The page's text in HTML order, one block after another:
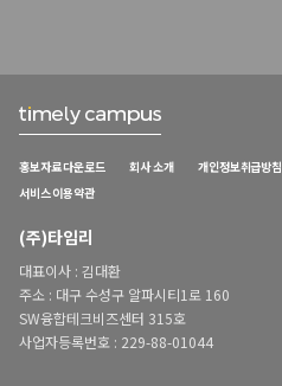
홍보자료 다운로드 회사 소개
개인정보취급방침
서비스 이용약관
(주)타임리
대표이사 : 김대환
주소 : 대구 수성구 알파시티1로 160
SW융합테크비즈센터 315호
사업자등록번호 : 229-88-01044